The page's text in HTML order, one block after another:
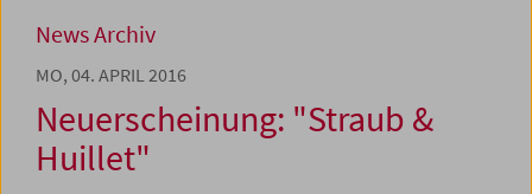
News Archiv
MO, 04. APRIL 2016
Neuerscheinung: "Straub &
Huillet"